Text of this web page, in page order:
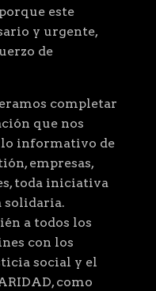
este
y urgente,
de
completar
que nos
informativo de
empresas,
toda iniciativa
solidaria.
a todos los
con los
social y el
como